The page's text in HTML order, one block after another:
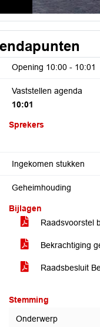
Opening 10:00 - 10:01
Vaststellen agenda
10:01
Sprekers
Ingekomen stukken
Geheimhouding
Bijlagen
Raadsvoorstel
Bekrachtiging
Raadsbesluit
Stemming
Onderwerp